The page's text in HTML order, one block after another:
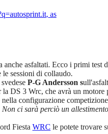
, as
anche asfaltati. Ecco i primi test
le sessioni di collaudo.
P-G Andersson s
DS 3 Wrc, che avrà un
nella configurazione
ci sarà perciò un
Fiesta WRC le potete trovare